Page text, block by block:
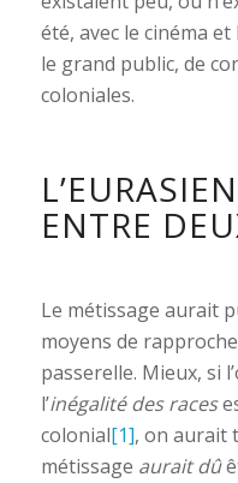
été, avec le cinéma
le grand public, de
coloniales.
ENTRE
Le métissage aurait
moyens de
passerelle. Mieux, si
l’inégalité des races
colonial[1], on aurait
métissage aurait dû